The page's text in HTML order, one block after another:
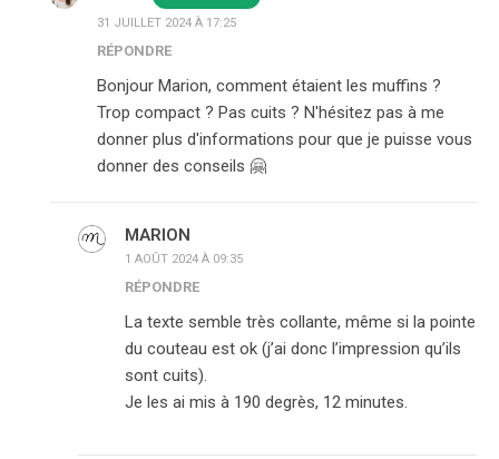
31 JUILLET 2024 À 17:25
RÉPONDRE
Bonjour Marion, comment étaient les muffins ?
Trop compact ? Pas cuits ? N'hésitez pas à me
donner plus d'informations pour que je puisse vous
donner des conseils 🤗
MARION
1 AOÛT 2024 À 09:35
RÉPONDRE
La texte semble très collante, même si la pointe
du couteau est ok (j’ai donc l’impression qu’ils
sont cuits).
Je les ai mis à 190 degrès, 12 minutes.